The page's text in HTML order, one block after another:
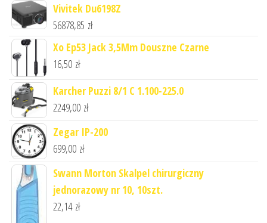
Vivitek Du6198Z
56878,85 zł
Xo Ep53 Jack 3,5Mm Douszne Czarne
16,50 zł
Karcher Puzzi 8/1 C 1.100-225.0
2249,00 zł
Zegar IP-200
699,00 zł
Swann Morton Skalpel chirurgiczny
jednorazowy nr 10, 10szt.
22,14 zł